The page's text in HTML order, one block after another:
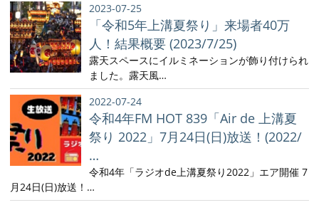
2023-07-25
「令和5年上溝夏祭り」来場者40万
人！結果概要 (2023/7/25)
露天スペースにイルミネーションが飾り付けられ
ました。露天風…
2022-07-24
令和4年FM HOT 839「Air de 上溝夏
祭り 2022」7月24日(日)放送！(2022/
…
令和4年「ラジオde上溝夏祭り2022」エア開催 7
月24日(日)放送！…